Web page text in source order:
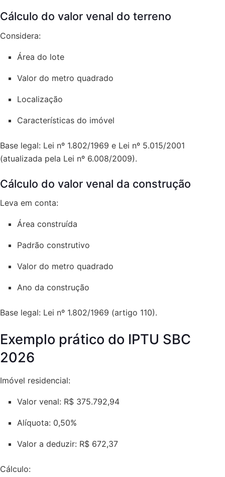
Cálculo do valor venal do terreno
Considera:
Área do lote
Valor do metro quadrado
Localização
Características do imóvel
Base legal: Lei nº 1.802/1969 e Lei nº 5.015/2001
(atualizada pela Lei nº 6.008/2009).
Cálculo do valor venal da construção
Leva em conta:
Área construída
Padrão construtivo
Valor do metro quadrado
Ano da construção
Base legal: Lei nº 1.802/1969 (artigo 110).
Exemplo prático do IPTU SBC
2026
Imóvel residencial:
Valor venal: R$ 375.792,94
Alíquota: 0,50%
Valor a deduzir: R$ 672,37
Cálculo: